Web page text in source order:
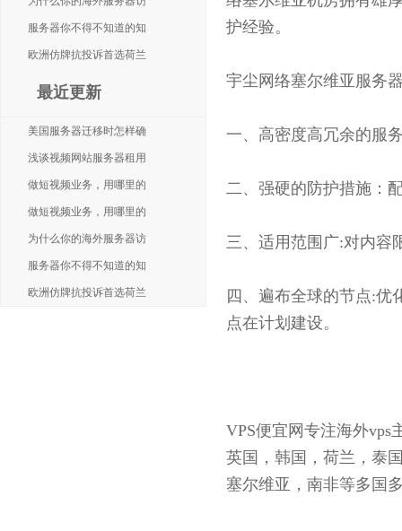
服务器你不得不知道的知
欧洲仿牌抗投诉首选荷兰
最近更新
美国服务器迁移时怎样确
浅谈视频网站服务器租用
做短视频业务，用哪里的
做短视频业务，用哪里的
为什么你的海外服务器访
服务器你不得不知道的知
欧洲仿牌抗投诉首选荷兰
护经验。
宇尘网络塞尔维亚服务
一、高密度高冗余的服
二、强硬的防护措施：
三、适用范围广:对内容
四、遍布全球的节点:优
点在计划建设。
VPS便宜网专注海外
英国，韩国，荷兰，泰
塞尔维亚，南非等多国